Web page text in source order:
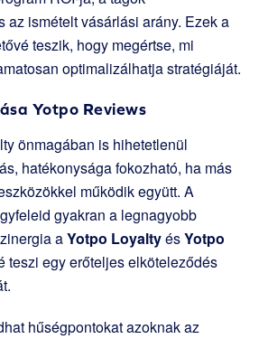
az ismételt vásárlási arány. Ezek a
teszik, hogy megértse, mi
optimalizálhatja stratégiáját.
Yotpo Reviews
önmagában is hihetetlenül
hatékonysága fokozható, ha más
működik együtt. A
gyakran a legnagyobb
aYotpo LoyaltyésYotpo
teszi egy erőteljes elköteleződés
hűségpontokat azoknak az